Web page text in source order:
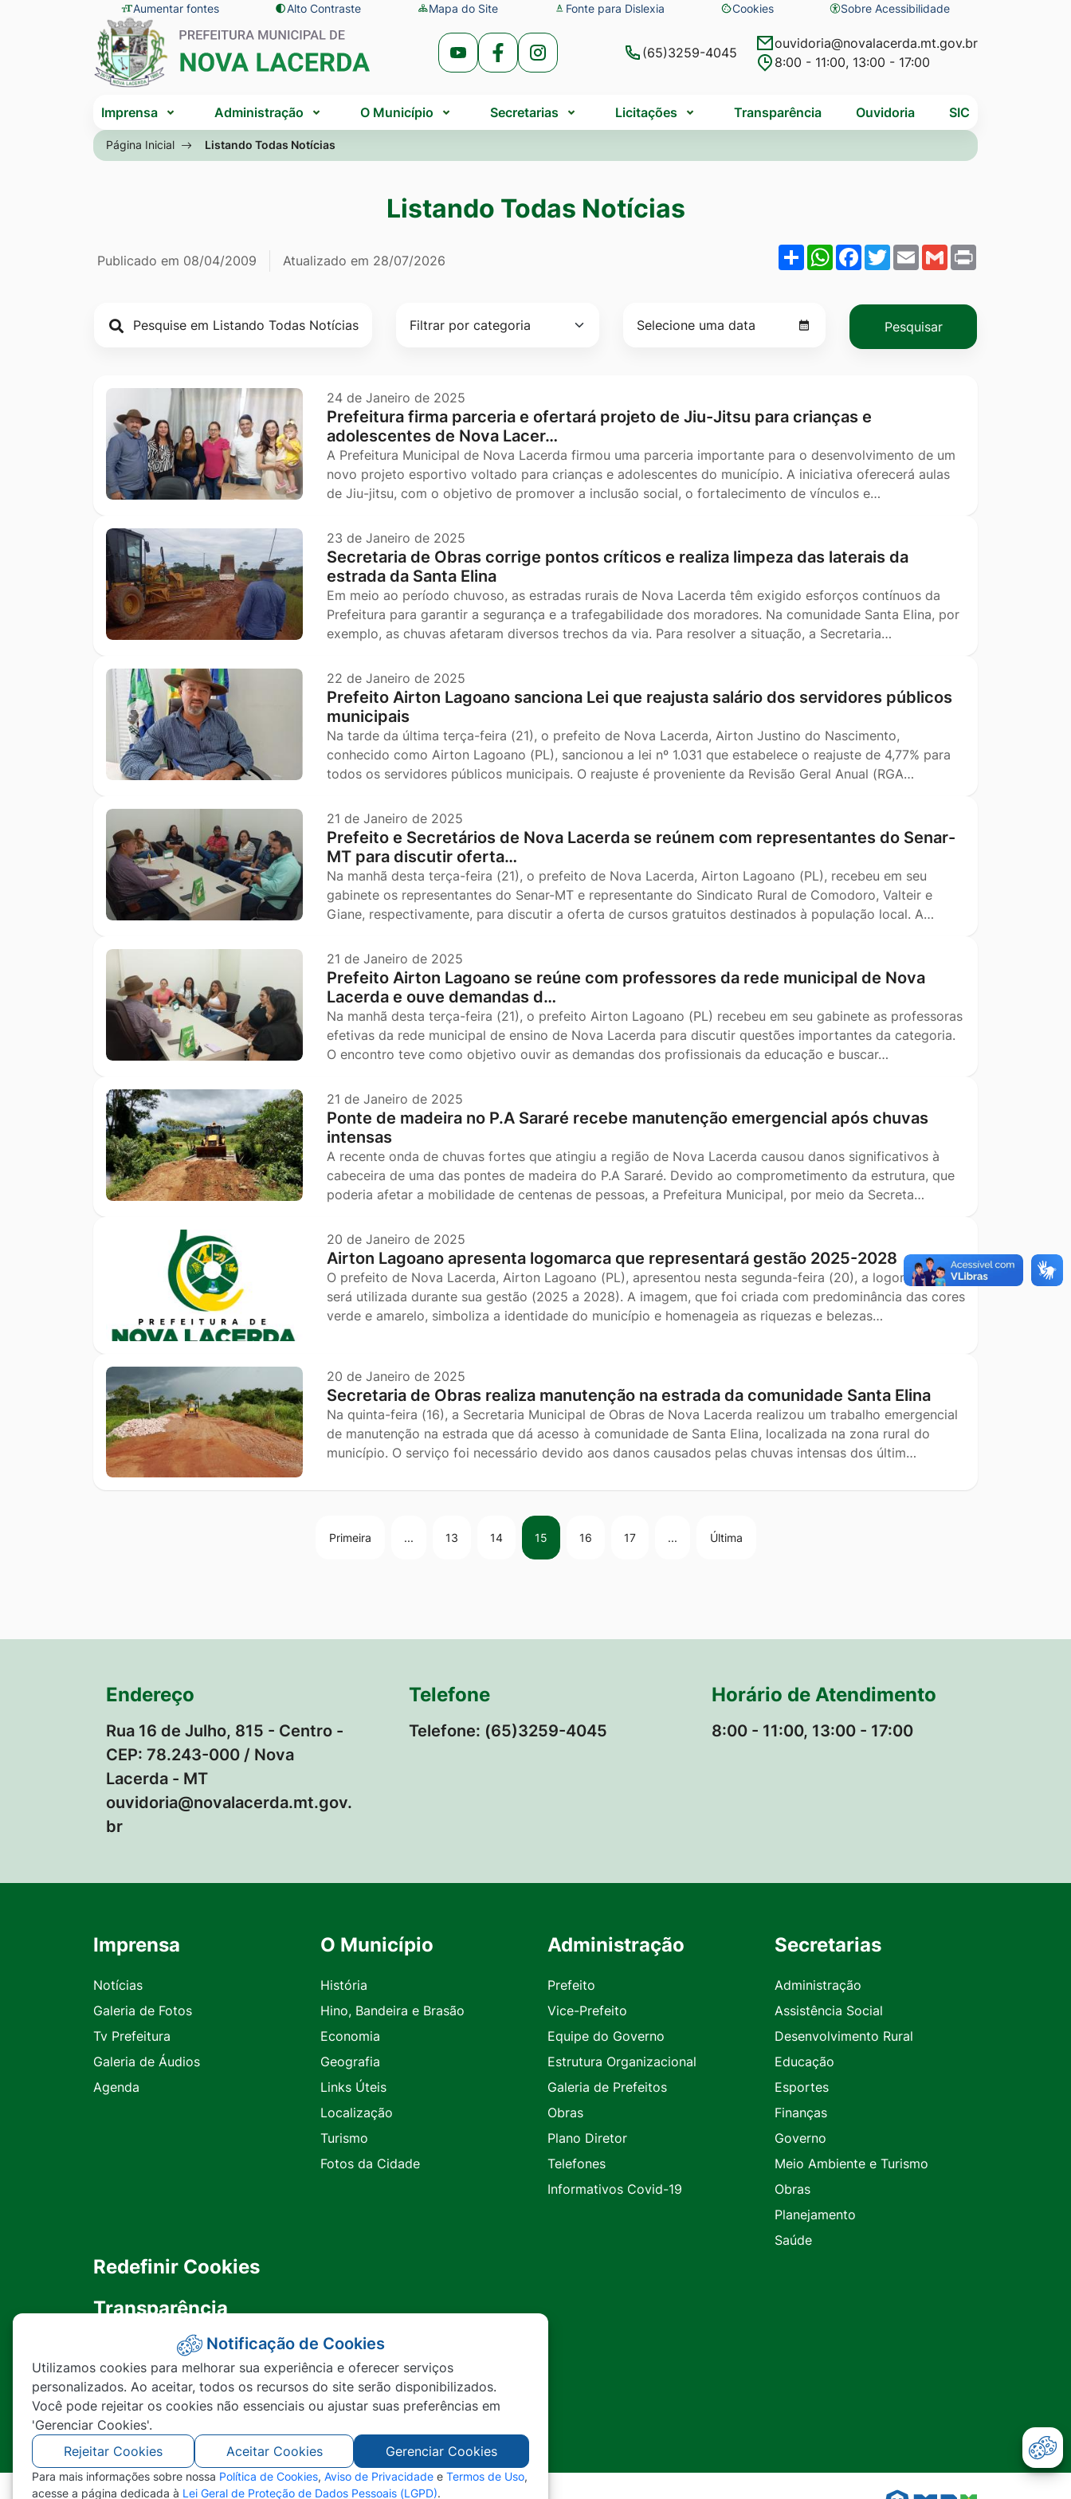
Seção
de
atalhos
e
links
de
acessibilidade
para
o
conteúdo
[alt+1]
Ir
para
busca
para
rodapé
[alt+4]
Aumentar fontes Alto Contraste Mapa do Site Fonte para Dislexia Cookies
Abrir
preferências
de
Sobre Acessibilidade
Seção
do
menu
Acessar
Rede
Social
Youtube
Acessar
Rede
Social
Facebook
Acessar
Rede
Social
Instagram
(65)3259-4045
ouvidoria@novalacerda.mt.gov.br
8:00 - 11:00, 13:00 - 17:00
menu
Imprensa Administração O Município Secretarias Licitações Transparência Ouvidoria SIC
Página Inicial Listando Todas Notícias
Listando Todas Notícias
Página Listando Todas Notícias
Informações
de
publicação
Publicado em 08/04/2009 Atualizado em 28/07/2026 ShareWhatsApp
Facebook
Twitter
EmailGmail
Pesquisar
24 de Janeiro de 2025
Prefeitura firma parceria e ofertará projeto de Jiu-Jitsu para crianças e
adolescentes de Nova Lacer…
A Prefeitura Municipal de Nova Lacerda firmou uma parceria importante para o desenvolvimento de um
novo projeto esportivo voltado para crianças e adolescentes do município. A iniciativa oferecerá aulas
de Jiu-jitsu, com o objetivo de promover a inclusão social, o fortalecimento de vínculos e…
23 de Janeiro de 2025
Secretaria de Obras corrige pontos críticos e realiza limpeza das laterais da
estrada da Santa Elina
Em meio ao período chuvoso, as estradas rurais de Nova Lacerda têm exigido esforços contínuos da
Prefeitura para garantir a segurança e a trafegabilidade dos moradores. Na comunidade Santa Elina, por
exemplo, as chuvas afetaram diversos trechos da via. Para resolver a situação, a Secretaria…
22 de Janeiro de 2025
Prefeito Airton Lagoano sanciona Lei que reajusta salário dos servidores públicos
municipais
Na tarde da última terça-feira (21), o prefeito de Nova Lacerda, Airton Justino do Nascimento,
conhecido como Airton Lagoano (PL), sancionou a lei nº 1.031 que estabelece o reajuste de 4,77% para
todos os servidores públicos municipais. O reajuste é proveniente da Revisão Geral Anual (RGA…
21 de Janeiro de 2025
Prefeito e Secretários de Nova Lacerda se reúnem com representantes do Senar-
MT para discutir oferta…
Na manhã desta terça-feira (21), o prefeito de Nova Lacerda, Airton Lagoano (PL), recebeu em seu
gabinete os representantes do Senar-MT e representante do Sindicato Rural de Comodoro, Valteir e
Giane, respectivamente, para discutir a oferta de cursos gratuitos destinados à população local. A…
21 de Janeiro de 2025
Prefeito Airton Lagoano se reúne com professores da rede municipal de Nova
Lacerda e ouve demandas d…
Na manhã desta terça-feira (21), o prefeito Airton Lagoano (PL) recebeu em seu gabinete as professoras
efetivas da rede municipal de ensino de Nova Lacerda para discutir questões importantes da categoria.
O encontro teve como objetivo ouvir as demandas dos profissionais da educação e buscar…
21 de Janeiro de 2025
Ponte de madeira no P.A Sararé recebe manutenção emergencial após chuvas
intensas
A recente onda de chuvas fortes que atingiu a região de Nova Lacerda causou danos significativos à
cabeceira de uma das pontes de madeira do P.A Sararé. Devido ao comprometimento da estrutura, que
poderia afetar a mobilidade de centenas de pessoas, a Prefeitura Municipal, por meio da Secreta…
20 de Janeiro de 2025
Airton Lagoano apresenta logomarca que representará gestão 2025-2028
O prefeito de Nova Lacerda, Airton Lagoano (PL), apresentou nesta segunda-feira (20), a logomarca que
será utilizada durante sua gestão (2025 a 2028). A imagem, que foi criada com predominância das cores
verde e amarelo, simboliza a identidade do município e homenageia as riquezas e belezas…
20 de Janeiro de 2025
Secretaria de Obras realiza manutenção na estrada da comunidade Santa Elina
Na quinta-feira (16), a Secretaria Municipal de Obras de Nova Lacerda realizou um trabalho emergencial
de manutenção na estrada que dá acesso à comunidade de Santa Elina, localizada na zona rural do
município. O serviço foi necessário devido aos danos causados pelas chuvas intensas dos últim…
Primeira ... 13 14 15 16 17 ... Última
Endereço
Rua 16 de Julho, 815 - Centro -
CEP: 78.243-000 / Nova
Lacerda - MT
ouvidoria@novalacerda.mt.gov.
br
Telefone
Telefone: (65)3259-4045
Horário de Atendimento
8:00 - 11:00, 13:00 - 17:00
Seção do Rodapé e Contato
Imprensa
Notícias
Galeria de Fotos
Tv Prefeitura
Galeria de Áudios
Agenda
O Município
História
Hino, Bandeira e Brasão
Economia
Geografia
Links Úteis
Localização
Turismo
Fotos da Cidade
Administração
Prefeito
Vice-Prefeito
Equipe do Governo
Estrutura Organizacional
Galeria de Prefeitos
Obras
Plano Diretor
Telefones
Informativos Covid-19
Secretarias
Administração
Assistência Social
Desenvolvimento Rural
Educação
Esportes
Finanças
Governo
Meio Ambiente e Turismo
Obras
Planejamento
Saúde
Redefinir Cookies
Transparência
Ouvidoria
SIC
Notificação de Cookies
Utilizamos cookies para melhorar sua experiência e oferecer serviços
personalizados. Ao aceitar, todos os recursos do site serão disponibilizados.
Você pode rejeitar os cookies não essenciais ou ajustar suas preferências em
'Gerenciar Cookies'.
Rejeitar Cookies
Aceitar Cookies Gerenciar Cookies
Para mais informações sobre nossa Política de Cookies, Aviso de Privacidade e Termos de Uso,
acesse a página dedicada à Lei Geral de Proteção de Dados Pessoais (LGPD).